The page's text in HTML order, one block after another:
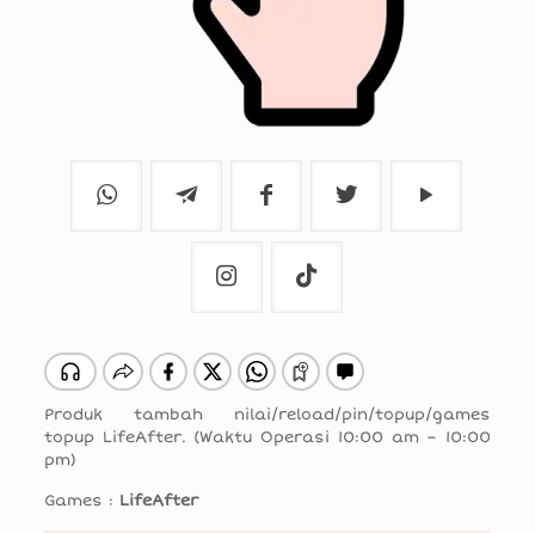
Produk tambah nilai/reload/pin/topup/games
topup LifeAfter. (Waktu Operasi 10:00 am – 10:00
pm)
Games : LifeAfter